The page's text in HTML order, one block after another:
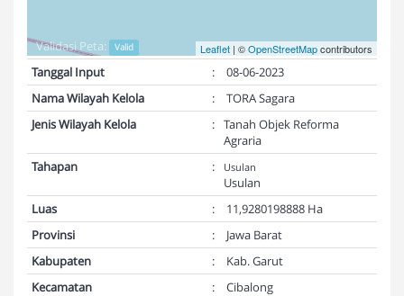
Leaflet | ©OpenStreetMapcontributors
Validasi Peta: Valid
Tanggal Input :
08-06-2023
Nama Wilayah Kelola
:
TORA Sagara
Jenis Wilayah Kelola
: Tanah Objek Reforma
Agraria
Tahapan
: Usulan
Usulan
Luas
:
11,9280198888 Ha
Provinsi
:
Jawa Barat
Kabupaten
:
Kab. Garut
Kecamatan
:
Cibalong